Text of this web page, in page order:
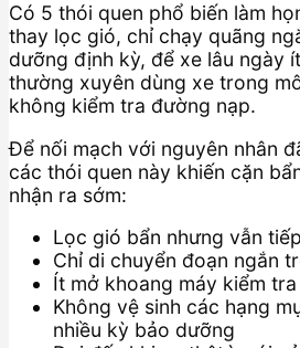
Có 5 thói quen phổ biến làm
thay lọc gió, chỉ chạy quãng
dưỡng định kỳ, để xe lâu ngày
thường xuyên dùng xe trong
không kiểm tra đường nạp.
Để nối mạch với nguyên nhân
các thói quen này khiến cặn
nhận ra sớm:
Lọc gió bẩn nhưng vẫn
Chỉ di chuyển đoạn ngắn
Ít mở khoang máy kiểm
Không vệ sinh các hạng
nhiều kỳ bảo dưỡng